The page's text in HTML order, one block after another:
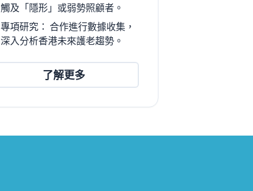
觸及「隱形」或弱勢照顧者。
專項研究： 合作進行數據收集，
深入分析香港未來護老趨勢。
了解更多